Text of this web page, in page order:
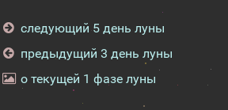
следующий 5 день луны
предыдущий 3 день луны
о текущей 1 фазе луны